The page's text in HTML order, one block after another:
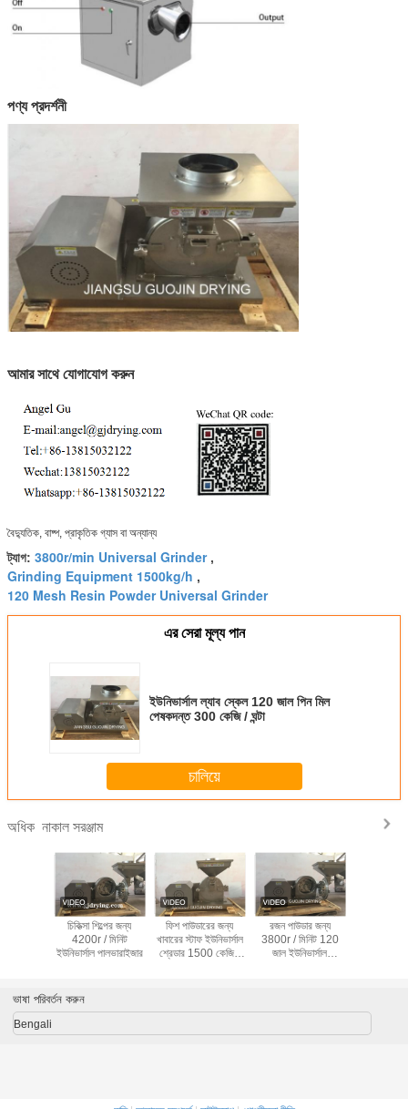
পণ্য প্রদর্শনী
আমার সাথে যোগাযোগ করুন
বৈদ্যুতিক, বাষ্প, প্রাকৃতিক গ্যাস বা অন্যান্য
ট্যাগ: 3800r/min Universal Grinder,
Grinding Equipment 1500kg/h ,
120 Mesh Resin Powder Universal Grinder
এর সেরা মূল্য পান
ইউনিভার্সাল ল্যাব স্কেল 120 ​​জাল পিন মিল
পেষকদন্ত 300 কেজি / ঘন্টা
চালিয়ে
অধিক নাকাল সরঞ্জাম
চিকিত্সা শিল্পের জন্য
4200r / মিনিট
ইউনিভার্সাল পালভারাইজার
ফিশ পাউডারের জন্য
খাবারের স্টাফ ইউনিভার্সাল
শ্রেডার 1500 কেজি /
রজন পাউডার জন্য
3800r / মিনিট 120
জাল ইউনিভার্সাল
ভাষা পরিবর্তন করুন
Bengali